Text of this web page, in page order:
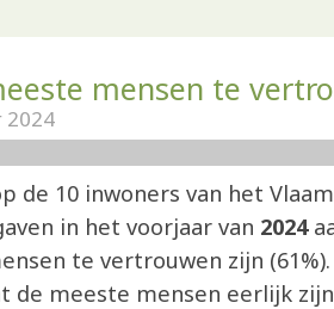
mensen te
2024
de 10 inwoners van het
in het voorjaar van 2024
te vertrouwen zijn
de meeste mensen eerlijk zijn